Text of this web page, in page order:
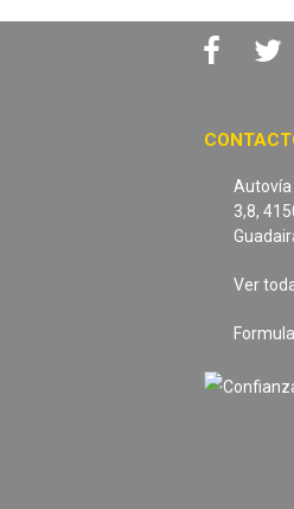
Autovía
3,8,
Ver